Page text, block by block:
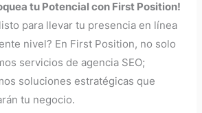
tu Potencial con First Position!
para llevar tu presencia en línea
nivel? En First Position, no solo
servicios de agencia SEO;
soluciones estratégicas que
tu negocio.